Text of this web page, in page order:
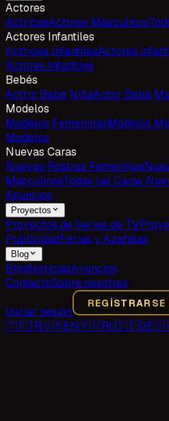
Actores
ActricesActores Masculinos
Actores Infantiles
Actrices InfantilesActores
Actores Infantiles
Bebés
Actriz Bebé NiñaActor Bebé
Modelos
Modelos FemeninasModelos
Modelos
Nuevas Caras
Nuevos Rostros Femeninos
MasculinosTodas las Caras
Anuncios
Proyectos
Proyectos de Series de TV
PublicidadFerias y Azafatas
Blog
BlogNoticiasAnuncios
ContactoSobre nosotros
Iniciar sesión
REGISTRARSE
🇹🇷TR🇬🇧EN🇷🇺RU🇩🇪DE